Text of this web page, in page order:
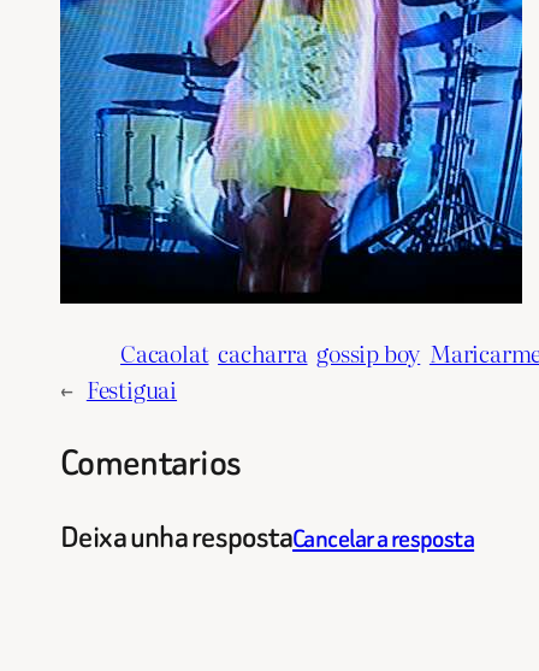
Cacaolat cacharra gossip boy
← Festiguai
Comentarios
Deixa unha respostaCancelar a resposta